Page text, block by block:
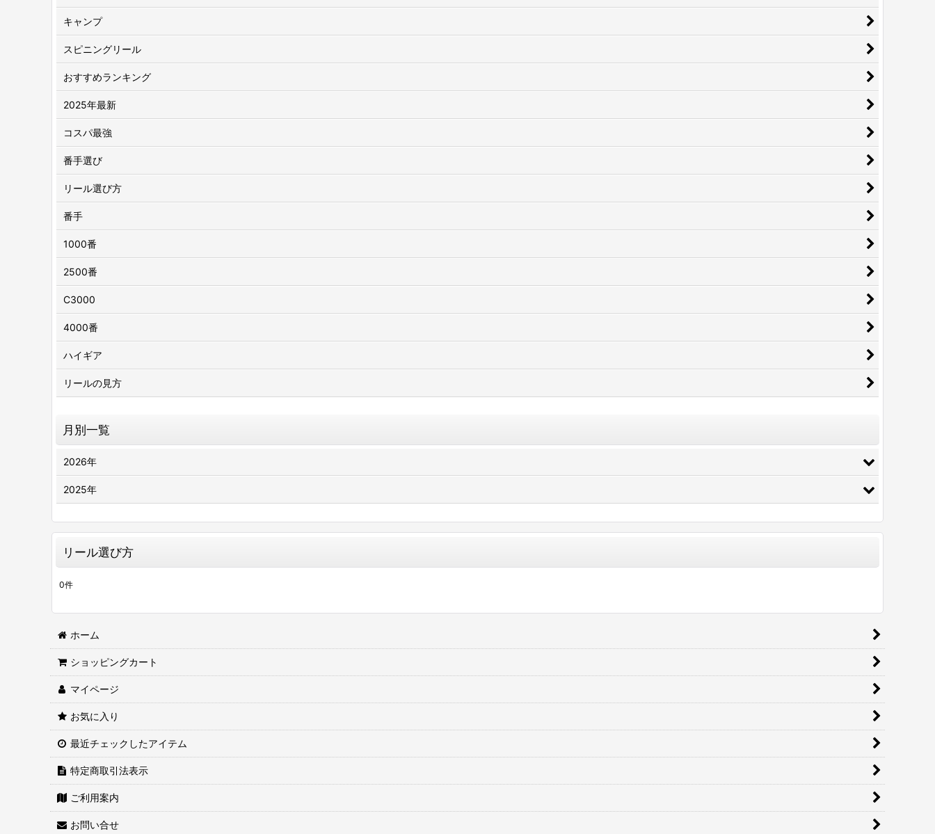
リール選び方
0件
キャンプ
スピニングリール
おすすめランキング
2025年最新
コスパ最強
番手選び
リール選び方
番手
1000番
2500番
C3000
4000番
ハイギア
リールの見方
月別一覧
2026年
2025年
ホーム
ショッピングカート
マイページ
お気に入り
最近チェックしたアイテム
特定商取引法表示
ご利用案内
お問い合せ